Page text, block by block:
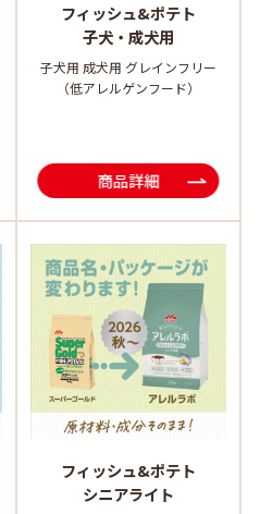
フィッシュ&ポテト
子犬・成犬用
子犬用 成犬用 グレインフリー
（低アレルゲンフード）
商品詳細
フィッシュ&ポテト
シニアライト